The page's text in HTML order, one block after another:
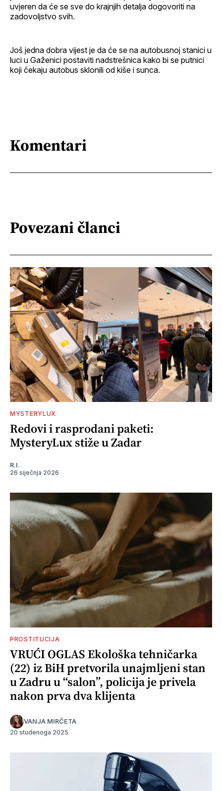
uvjeren da će se sve do krajnjih detalja dogovoriti na
zadovoljstvo svih.
Još jedna dobra vijest je da će se na autobusnoj stanici u
luci u Gaženici postaviti nadstrešnica kako bi se putnici
koji čekaju autobus sklonili od kiše i sunca.
Komentari
Povezani članci
MYSTERYLUX
Redovi i rasprodani paketi:
MysteryLux stiže u Zadar
R.I.
26 siječnja 2026
PROSTITUCIJA
VRUĆI OGLAS Ekološka tehničarka
(22) iz BiH pretvorila unajmljeni stan
u Zadru u “salon”, policija je privela
nakon prva dva klijenta
VANJA MIRČETA
20 studenoga 2025